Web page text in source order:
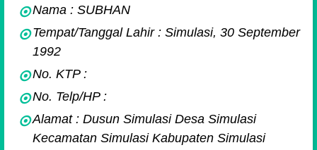
Nama : SUBHAN
Tempat/Tanggal Lahir : Simulasi, 30 September
1992
No. KTP :
No. Telp/HP :
Alamat : Dusun Simulasi Desa Simulasi
Kecamatan Simulasi Kabupaten Simulasi